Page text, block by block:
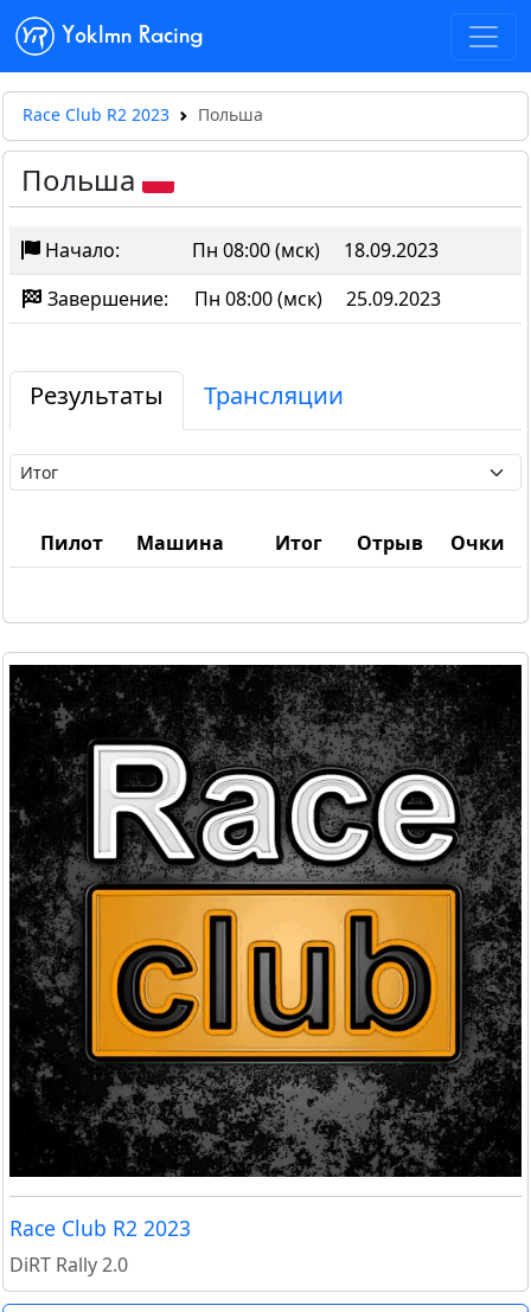
Yoklmn Racing
Race Club R2 2023 Польша
Польша
Начало: Пн 08:00 (мск)
18.09.2023
Завершение:
Пн 08:00 (мск) 25.09.2023
Результаты Трансляции
Пилот Машина Итог Отрыв Очки
Race Club R2 2023
DiRT Rally 2.0